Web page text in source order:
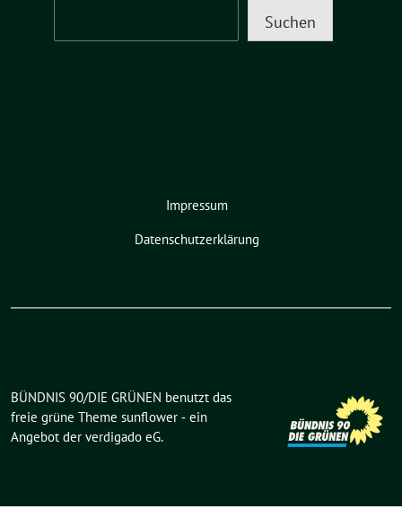
Suchen
Impressum
Datenschutzerklärung
BÜNDNIS 90/DIE GRÜNEN benutzt das
freie grüne Theme sunflower ‐ ein
Angebot der verdigado eG.